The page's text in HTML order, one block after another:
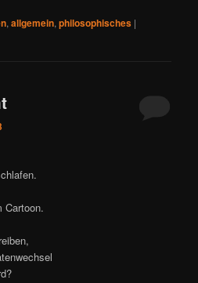
,allgemein,philosophisches |
Cartoon.